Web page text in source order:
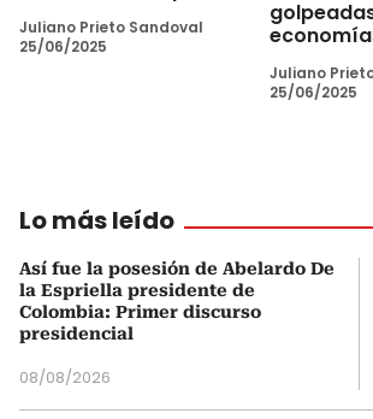
Juliano Prieto Sandoval
25/06/2025
Juliano
25/06/2025
Lo más leído
Así fue la posesión de Abelardo De
la Espriella presidente de
Colombia: Primer discurso
presidencial
08/08/2026